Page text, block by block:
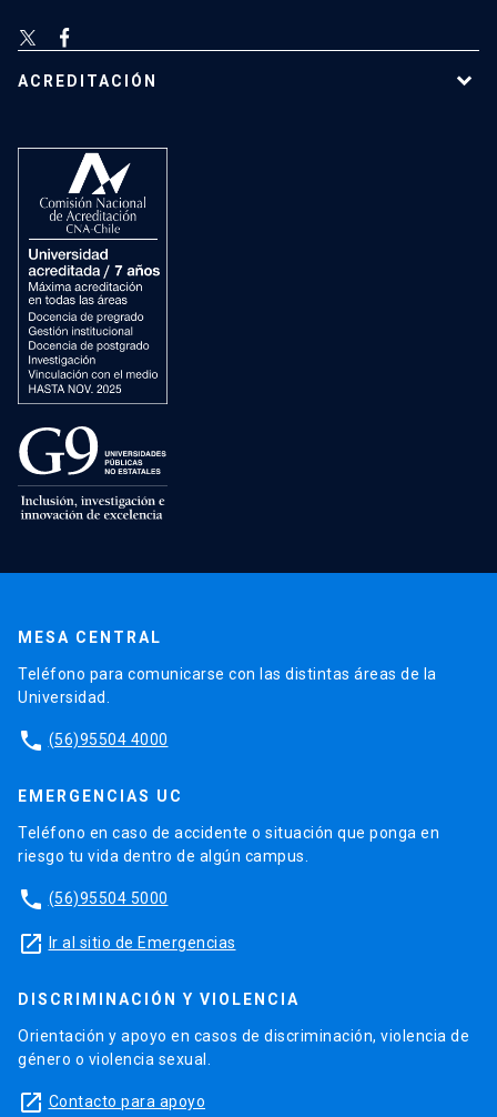
ACREDITACIÓN
MESA CENTRAL
Teléfono para comunicarse con las distintas áreas de la
Universidad.
phone (56)95504 4000
EMERGENCIAS UC
Teléfono en caso de accidente o situación que ponga en
riesgo tu vida dentro de algún campus.
phone (56)95504 5000
launch Ir al sitio de Emergencias
DISCRIMINACIÓN Y VIOLENCIA
Orientación y apoyo en casos de discriminación, violencia de
género o violencia sexual.
launch Contacto para apoyo